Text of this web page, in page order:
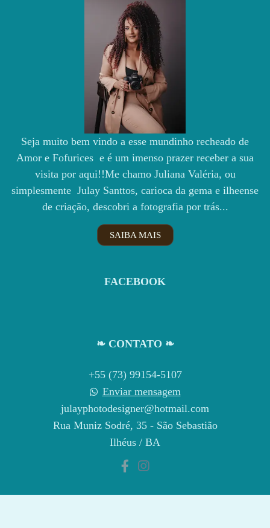
Seja muito bem vindo a esse mundinho recheado de
Amor e Fofurices e é um imenso prazer receber a sua
visita por aqui!!Me chamo Juliana Valéria, ou
simplesmente Julay Santtos, carioca da gema e ilheense
de criação, descobri a fotografia por trás...
SAIBA MAIS
FACEBOOK
❧ CONTATO ❧
+55 (73) 99154-5107
Enviar mensagem
julayphotodesigner@hotmail.com
Rua Muniz Sodré, 35 - São Sebastião
Ilhéus / BA